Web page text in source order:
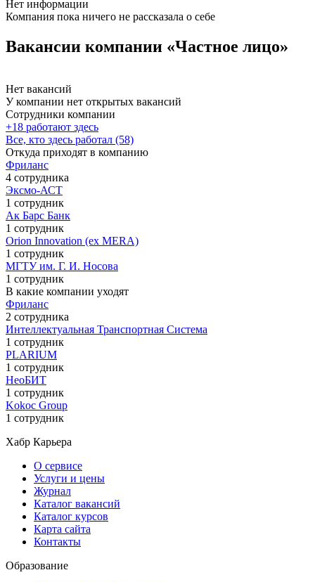
Нет информации
Компания пока ничего не рассказала о себе
Вакансии компании «Частное лицо»
Нет вакансий
У компании нет открытых вакансий
Сотрудники компании
+18 работают здесь
Все, кто здесь работал (58)
Откуда приходят в компанию
Фриланс
4 сотрудника
Эксмо-АСТ
1 сотрудник
Ак Барс Банк
1 сотрудник
Orion Innovation (ex MERA)
1 сотрудник
МГТУ им. Г. И. Носова
1 сотрудник
В какие компании уходят
Фриланс
2 сотрудника
Интеллектуальная Транспортная Система
1 сотрудник
PLARIUM
1 сотрудник
НеоБИТ
1 сотрудник
Kokoc Group
1 сотрудник
Хабр Карьера
О сервисе
Услуги и цены
Журнал
Каталог вакансий
Каталог курсов
Карта сайта
Контакты
Образование